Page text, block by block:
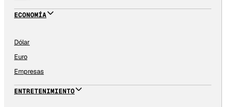
ECONOMÍA
Dólar
Euro
Empresas
ENTRETENIMIENTO